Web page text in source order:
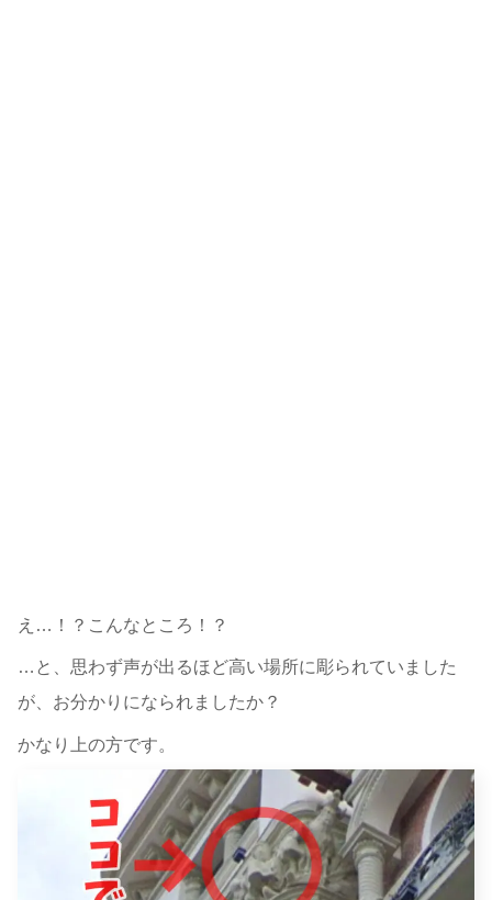
え…！？こんなところ！？
…と、思わず声が出るほど高い場所に彫られていました
が、お分かりになられましたか？
かなり上の方です。